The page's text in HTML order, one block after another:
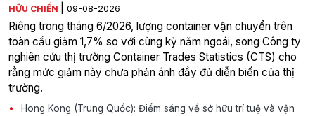
HỮU CHIẾN 09-08-2026
Riêng trong tháng 6/2026, lượng container vận chuyển trên
toàn cầu giảm 1,7% so với cùng kỳ năm ngoái, song Công ty
nghiên cứu thị trường Container Trades Statistics (CTS) cho
rằng mức giảm này chưa phản ánh đầy đủ diễn biến của thị
trường.
Hong Kong (Trung Quốc): Điểm sáng về sở hữu trí tuệ và vận